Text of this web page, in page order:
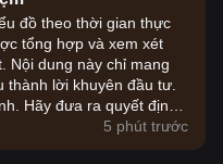
đồ theo thời gian thực
tổng hợp và xem xét
Nội dung này chỉ mang
thành lời khuyên đầu tư.
Hãy đưa ra quyết định
rủi ro của bản thân.
5 phút trước